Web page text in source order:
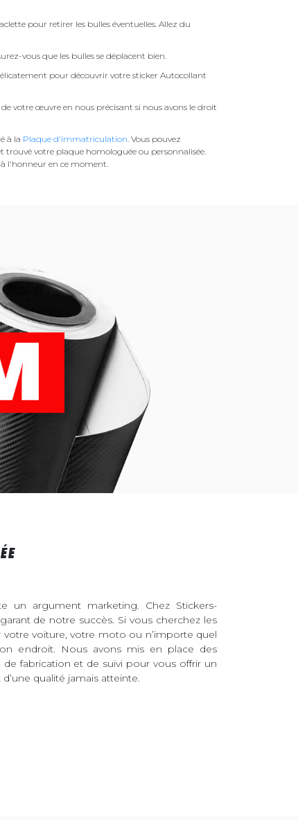
pour retirer les bulles éventuelles. Allez du
vous que les bulles se déplacent bien.
pour découvrir votre sticker Autocollant
votre œuvre en nous précisant si nous avons le droit
à la Plaque d'immatriculation. Vous pouvez
trouvé votre plaque homologuée ou personnalisée.
à l'honneur en ce moment.
un argument marketing. Chez Stickers-
de notre succès. Si vous cherchez les
voiture, votre moto ou n’importe quel
endroit. Nous avons mis en place des
fabrication et de suivi pour vous offrir un
qualité jamais atteinte.